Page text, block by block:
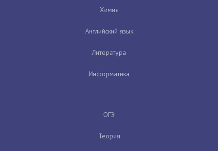
Химия
Английский язык
Литература
Информатика
ОГЭ
Теория